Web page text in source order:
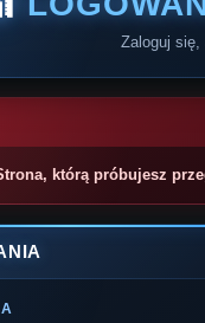
Zaloguj
którą próbujesz